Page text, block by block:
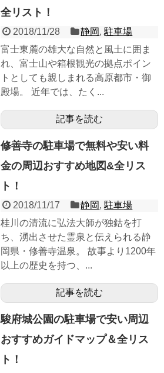
全リスト！
2018/11/28 静岡,駐車場
富士東麓の雄大な自然と風土に囲ま
れ、富士山や箱根観光の拠点ポイン
トとしても親しまれる高原都市・御
殿場。 近年では、たく...
記事を読む
修善寺の駐車場で無料や安い料
金の周辺おすすめ地図&全リス
ト！
2018/11/17 静岡,駐車場
桂川の清流に弘法大師が独鈷を打
ち、湧出させた霊泉と伝えられる静
岡県・修善寺温泉。 故事より1200年
以上の歴史を持つ、...
記事を読む
駿府城公園の駐車場で安い周辺
おすすめガイドマップ＆全リス
ト！